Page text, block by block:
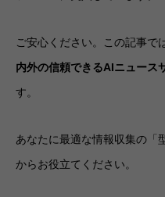
ご安心ください。この記事で
内外の信頼できるAIニュース
す。
あなたに最適な情報収集の「
からお役立てください。